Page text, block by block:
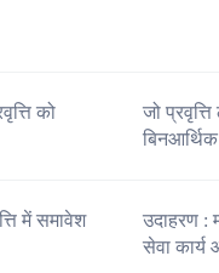
को
जो
में समावेश
उदाहरण :
सेवा कार्य